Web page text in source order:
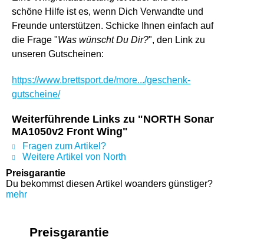
schöne Hilfe ist es, wenn Dich Verwandte und
Freunde unterstützen. Schicke Ihnen einfach auf
die Frage "Was wünscht Du Dir?", den Link zu
unseren Gutscheinen:
https://www.brettsport.de/more.../geschenk-
gutscheine/
Weiterführende Links zu "NORTH Sonar
MA1050v2 Front Wing"
Fragen zum Artikel?
Weitere Artikel von North
Preisgarantie
Du bekommst diesen Artikel woanders günstiger?
mehr
Preisgarantie